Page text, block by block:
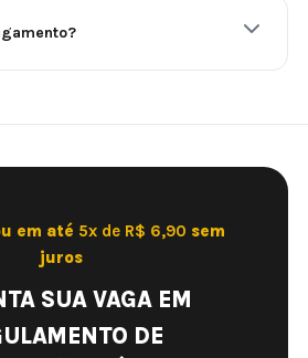
em até 5x de R$ 6,90 sem
juros
SUA VAGA EM
DE